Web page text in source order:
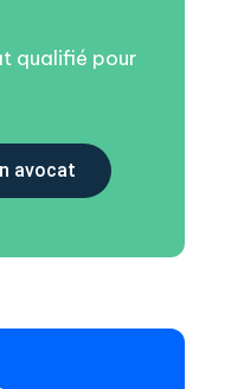
qualifié pour
avocat